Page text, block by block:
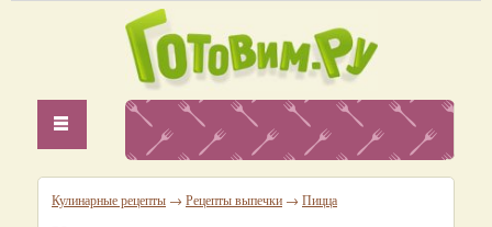
Кулинарные рецепты → Рецепты выпечки → Пицца